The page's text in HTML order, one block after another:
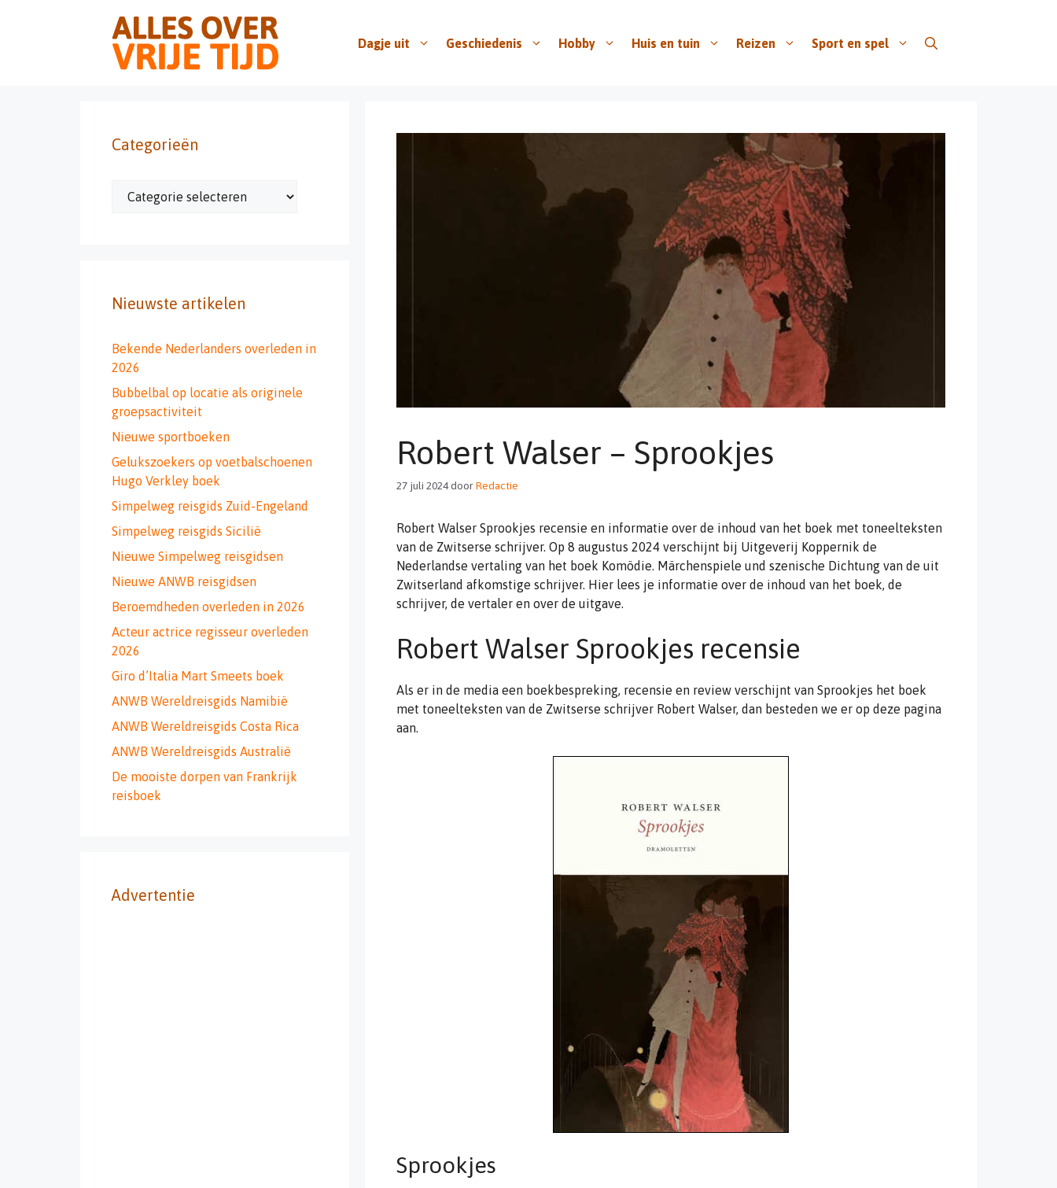
Dagje uit Geschiedenis Hobby Huis en tuin Reizen Sport en spel
Robert Walser – Sprookjes
27 juli 2024doorRedactie
Robert Walser Sprookjes recensie en informatie over de inhoud van het boek met toneelteksten
van de Zwitserse schrijver. Op 8 augustus 2024 verschijnt bij Uitgeverij Koppernik de
Nederlandse vertaling van het boek Komödie. Märchenspiele und szenische Dichtung van de uit
Zwitserland afkomstige schrijver. Hier lees je informatie over de inhoud van het boek, de
schrijver, de vertaler en over de uitgave.
Robert Walser Sprookjes recensie
Als er in de media een boekbespreking, recensie en review verschijnt van Sprookjes het boek
met toneelteksten van de Zwitserse schrijver Robert Walser, dan besteden we er op deze pagina
aan.
Sprookjes
Categorieën
Categorieën
Nieuwste artikelen
Bekende Nederlanders overleden in
2026
Bubbelbal op locatie als originele
groepsactiviteit
Nieuwe sportboeken
Gelukszoekers op voetbalschoenen
Hugo Verkley boek
Simpelweg reisgids Zuid-Engeland
Simpelweg reisgids Sicilië
Nieuwe Simpelweg reisgidsen
Nieuwe ANWB reisgidsen
Beroemdheden overleden in 2026
Acteur actrice regisseur overleden
2026
Giro d’Italia Mart Smeets boek
ANWB Wereldreisgids Namibië
ANWB Wereldreisgids Costa Rica
ANWB Wereldreisgids Australië
De mooiste dorpen van Frankrijk
reisboek
Advertentie